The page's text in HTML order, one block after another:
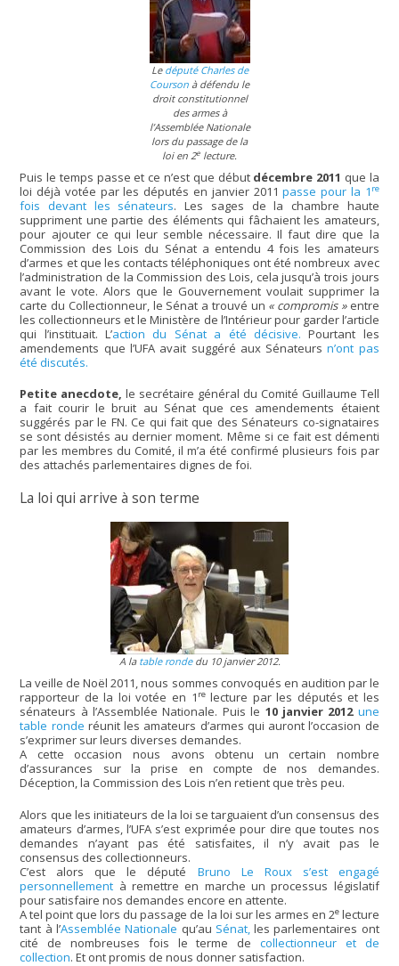
Le député Charles de
Courson à défendu le
droit constitutionnel
des armes à
l’Assemblée Nationale
lors du passage de la
loi en 2e lecture.
Puis le temps passe et ce n’est que début décembre 2011 que la
loi déjà votée par les députés en janvier 2011passe pour la 1 re
fois devant les sénateurs. Les sages de la chambre haute
suppriment une partie des éléments qui fâchaient les amateurs,
pour ajouter ce qui leur semble nécessaire. Il faut dire que la
Commission des Lois du Sénat a entendu 4 fois les amateurs
d’armes et que les contacts téléphoniques ont été nombreux avec
l’administration de la Commission des Lois, cela jusqu’à trois jours
avant le vote. Alors que le Gouvernement voulait supprimer la
carte du Collectionneur, le Sénat a trouvé un « compromis »entre
les collectionneurs et le Ministère de l’Intérieur pour garder l’article
qui l’instituait. L’action du Sénat a été décisive. Pourtant les
amendements que l’UFA avait suggéré aux Sénateursn’ont pas
été discutés.
Petite anecdote, le secrétaire général du Comité Guillaume Tell
a fait courir le bruit au Sénat que ces amendements étaient
suggérés par le FN. Ce qui fait que des Sénateurs co-signataires
se sont désistés au dernier moment. Même si ce fait est démenti
par les membres du Comité, il m’a été confirmé plusieurs fois par
des attachés parlementaires dignes de foi.
La loi qui arrive à son terme
A la table rondedu 10 janvier 2012.
La veille de Noël 2011, nous sommes convoqués en audition par le
rapporteur de la loi votée en 1 relecture par les députés et les
sénateurs à l’Assemblée Nationale. Puis le 10 janvier 2012 une
table ronde réunit les amateurs d’armes qui auront l’occasion de
s’exprimer sur leurs diverses demandes.
A cette occasion nous avons obtenu un certain nombre
d’assurances sur la prise en compte de nos demandes.
Déception, la Commission des Lois n’en retient que très peu.
Alors que les initiateurs de la loi se targuaient d’un consensus des
amateurs d’armes, l’UFA s’est exprimée pour dire que toutes nos
demandes n’ayant pas été satisfaites, il n’y avait pas le
consensus des collectionneurs.
C’est alors que le député Bruno Le Roux s’est engagé
personnellement à remettre en marche un processus législatif
pour satisfaire nos demandes encore en attente.
A tel point que lors du passage de la loi sur les armes en 2electure
tant à l’Assemblée Nationale qu’au Sénat,les parlementaires ont
cité de nombreuses fois le terme decollectionneur et de
collection. Et ont promis de nous donner satisfaction.